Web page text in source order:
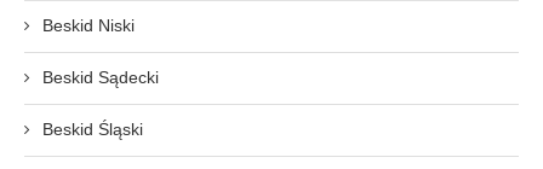
Beskid Niski
Beskid Sądecki
Beskid Śląski